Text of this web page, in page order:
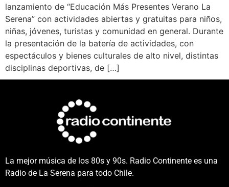
lanzamiento de “Educación Más Presentes Verano La
Serena” con actividades abiertas y gratuitas para niños,
niñas, jóvenes, turistas y comunidad en general. Durante
la presentación de la batería de actividades, con
espectáculos y bienes culturales de alto nivel, distintas
disciplinas deportivas, de […]
La mejor música de los 80s y 90s. Radio Continente es una
Radio de La Serena para todo Chile.